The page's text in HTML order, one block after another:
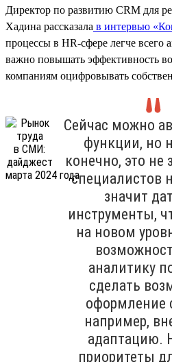
Директор по развитию CRM для
Хадина рассказала в интервью
процессы в HR-сфере легче всего
важно повышать эффективность
компаниям оцифровывать
Сейчас можно
функции, но
конечно, это не
специалистов
значит
инструменты,
на новом
аналитику
сделать
оформление
например,
адаптацию.
приоритеты